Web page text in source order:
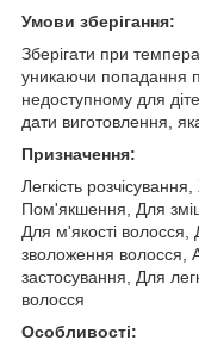
Умови зберігання:
Зберігати при
уникаючи попадання
недоступному для
дати виготовлення,
Призначення:
Легкість
Пом'якшення, Для
Для м'якості
зволоження волосся,
застосування, Для
волосся
Особливості: